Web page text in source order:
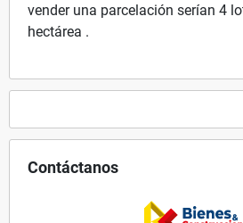
vender una parcelación serían 4
hectárea .
Contáctanos